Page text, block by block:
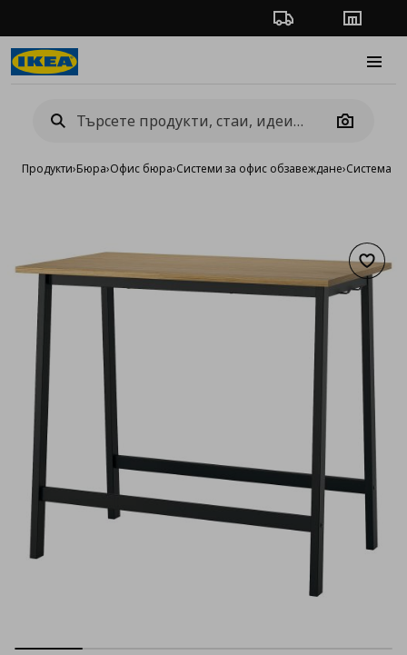
Проследяване на
Camera
Продукти›Бюра›Офис бюра›Системи за офис обзавеждане›Система